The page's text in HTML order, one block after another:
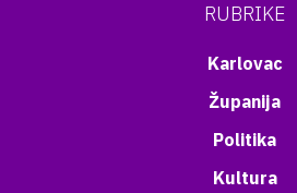
RUBRIKE
Karlovac
Županija
Politika
Kultura